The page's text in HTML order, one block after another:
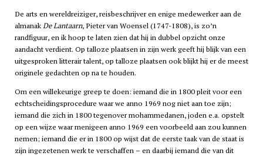
De arts en wereldreiziger, reisbeschrijver en enige medewerker aan de
almanakDe Lantaarn, Pieter van Woensel (1747-1808), is zo’n
randfiguur, en ik hoop te laten zien dat hij in dubbel opzicht onze
aandacht verdient. Op talloze plaatsen in zijn werk geeft hij blijk van een
uitgesproken litterair talent, op talloze plaatsen ook blijkt hij er de meest
originele gedachten op na te houden.
Om een willekeurige greep te doen: iemand die in 1800 pleit voor een
echtscheidingsprocedure waar we anno 1969 nog niet aan toe zijn;
iemand die zich in 1800 tegenover mohammedanen, joden e.a. opstelt
op een wijze waar menigeen anno 1969 een voorbeeld aan zou kunnen
nemen; iemand die er in 1800 op wijst dat de eerste taak van de staat is
zijn ingezetenen werk te verschaffen – en daarbij iemand die van dit